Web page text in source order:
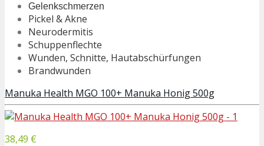
Gelenkschmerzen
Pickel & Akne
Neurodermitis
Schuppenflechte
Wunden, Schnitte, Hautabschürfungen
Brandwunden
Manuka Health MGO 100+ Manuka Honig 500g
38,49 €